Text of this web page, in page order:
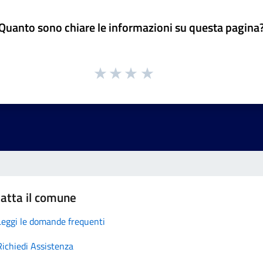
sono chiare le informazioni su questa
il comune
le domande frequenti
Assistenza